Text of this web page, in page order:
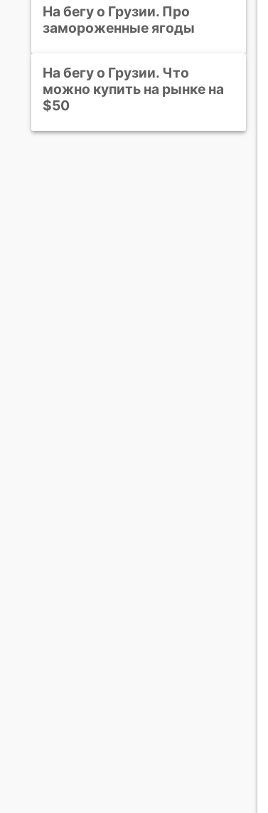
На бегу о Грузии. Про
замороженные ягоды
На бегу о Грузии. Что
можно купить на рынке на
$50